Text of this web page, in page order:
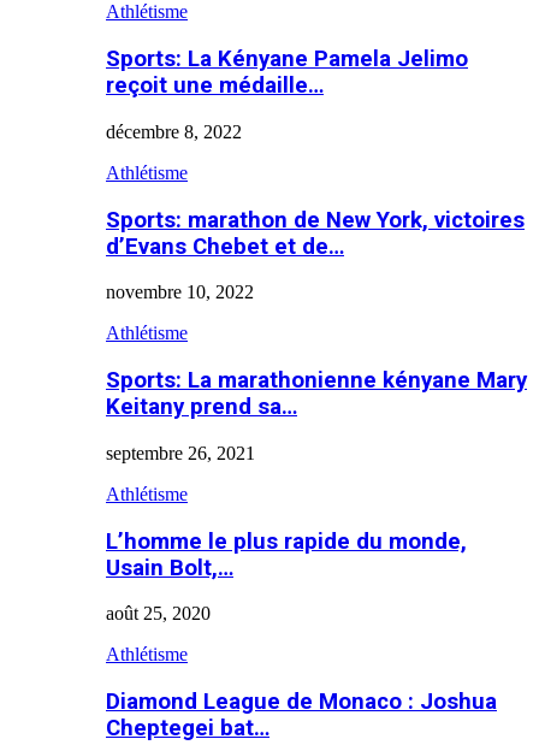
Athlétisme
Sports: La Kényane Pamela Jelimo
reçoit une médaille…
décembre 8, 2022
Athlétisme
Sports: marathon de New York, victoires
d’Evans Chebet et de…
novembre 10, 2022
Athlétisme
Sports: La marathonienne kényane Mary
Keitany prend sa…
septembre 26, 2021
Athlétisme
L’homme le plus rapide du monde,
Usain Bolt,…
août 25, 2020
Athlétisme
Diamond League de Monaco : Joshua
Cheptegei bat…